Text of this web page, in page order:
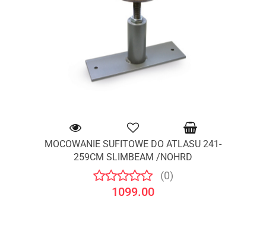
MOCOWANIE SUFITOWE DO ATLASU 241-
259CM SLIMBEAM /NOHRD
(0)
1099.00